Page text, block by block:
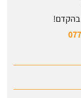
בהקדם!